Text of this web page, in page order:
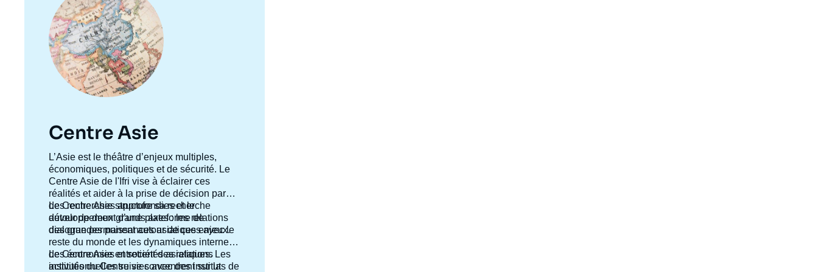
Centre Asie
Accroche
centre
L’Asie est le théâtre d’enjeux multiples,
économiques, politiques et de sécurité. Le
Centre Asie de l'Ifri vise à éclairer ces
réalités et aider à la prise de décision par
des recherches approfondies et le
développement d’une plateforme de
dialogue permanent autour de ces enjeux.
Le Centre Asie structure sa recherche
autour de deux grands axes : les relations
des grandes puissances asiatiques avec le
reste du monde et les dynamiques internes
des économies et sociétés asiatiques. Les
activités du Centre se concentrent sur la
Le Centre Asie entretient des relations
institutionnelles suivies avec des instituts de